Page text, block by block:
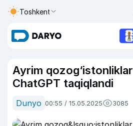
Toshkent
Ayrim
ChatGPT taqiqlandi
Dunyo 00:55 / 15.05.2025 3085